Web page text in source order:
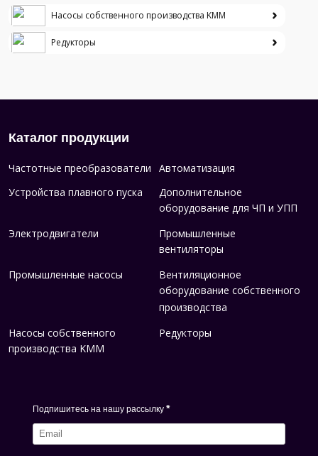
Насосы собственного производства KMM
Редукторы
Каталог продукции
Частотные преобразователи
Автоматизация
Устройства плавного пуска
Дополнительное
оборудование для ЧП и УПП
Электродвигатели Промышленные
вентиляторы
Промышленные насосы Вентиляционное
оборудование собственного
производства
Насосы собственного
производства KMM
Редукторы
Подпишитесь на нашу рассылку *